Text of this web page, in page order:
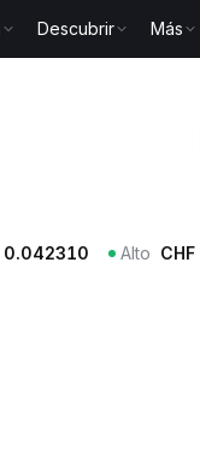
Descubrir Más
0.042310 Alto CHF